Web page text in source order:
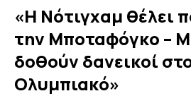
«Η Νότιγχαμ θέλει
την Μποταφόγκο –
δοθούν δανεικοί
Ολυμπιακό»